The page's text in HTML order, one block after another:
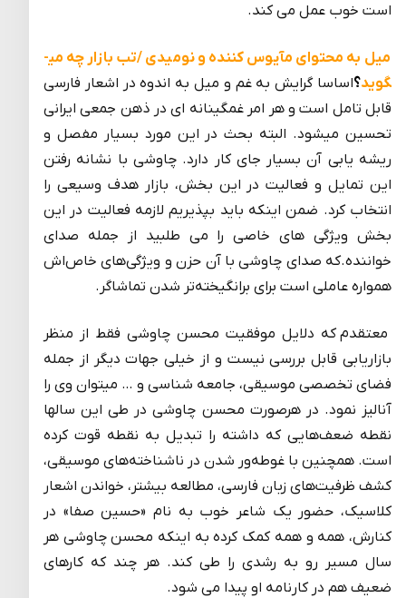
است خوب عمل می کند.
میل به محتوای مآیوس کننده و نومیدی /تب بازار چه می­
گوید؟اساسا گرایش به غم و میل به اندوه در اشعار فارسی
قابل تامل است و هر امر غمگینانه­ ای در ذهن جمعی ایرانی
تحسین می­شود. البته بحث در این مورد بسیار مفصل و
ریشه ­یابی آن بسیار جای کار دارد. چاوشی با نشانه رفتن
این تمایل و فعالیت در این بخش، بازار هدف وسیعی را
انتخاب کرد. ضمن اینکه باید بپذیریم لازمه فعالیت در این
بخش ویژگی های خاصی را می­ طلبید از جمله صدای
خواننده.که صدای چاوشی با آن حزن و ویژگی‌های خاص‌اش
همواره عاملی است برای برانگیخته‌تر شدن تماشاگر.
معتقدم که دلایل موفقیت محسن چاوشی فقط از منظر
بازاریابی قابل بررسی نیست و از خیلی جهات دیگر از جمله
فضای تخصصی موسیقی، جامعه شناسی و … می­توان وی را
آنالیز نمود. در هرصورت محسن چاوشی در طی این سال­ها
نقطه ضعف‌هایی که داشته را تبدیل به نقطه قوت کرده
است. همچنین با غوطه‌ور شدن در ناشناخته‌های موسیقی،
کشف ظرفیت‌های زبان فارسی، مطالعه بیشتر، خواندن اشعار
کلاسیک، حضور یک شاعر خوب به نام «حسین صفا» در
کنارش، همه و همه کمک کرده به اینکه محسن چاوشی هر
سال مسیر رو به رشدی را طی کند. هر چند که کارهای
ضعیف هم در کارنامه او پیدا می شود.